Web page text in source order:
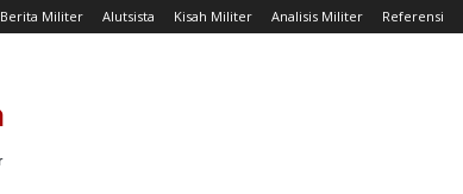
Berita Militer Alutsista Kisah Militer Analisis Militer Referensi